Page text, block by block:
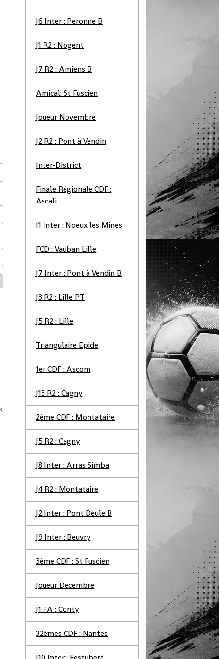
J6 Inter : Peronne B
J1 R2 : Nogent
J7 R2 : Amiens B
Amical: St Fuscien
Joueur Novembre
J2 R2 : Pont à Vendin
Inter-District
Finale Régionale CDF :
Ascali
J1 Inter : Noeux les Mines
FCD : Vauban Lille
J7 Inter : Pont à Vendin B
J3 R2 : Lille PT
J5 R2 : Lille
Triangulaire Epide
1er CDF : Ascom
J13 R2 : Cagny
2ème CDF : Montataire
J5 R2 : Cagny
J8 Inter : Arras Simba
J4 R2 : Montataire
J2 Inter : Pont Deule B
J9 Inter : Beuvry
3ème CDF : St Fuscien
Joueur Décembre
J1 FA : Conty
32èmes CDF : Nantes